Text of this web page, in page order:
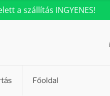
a szállítás INGYENES!
Főoldal